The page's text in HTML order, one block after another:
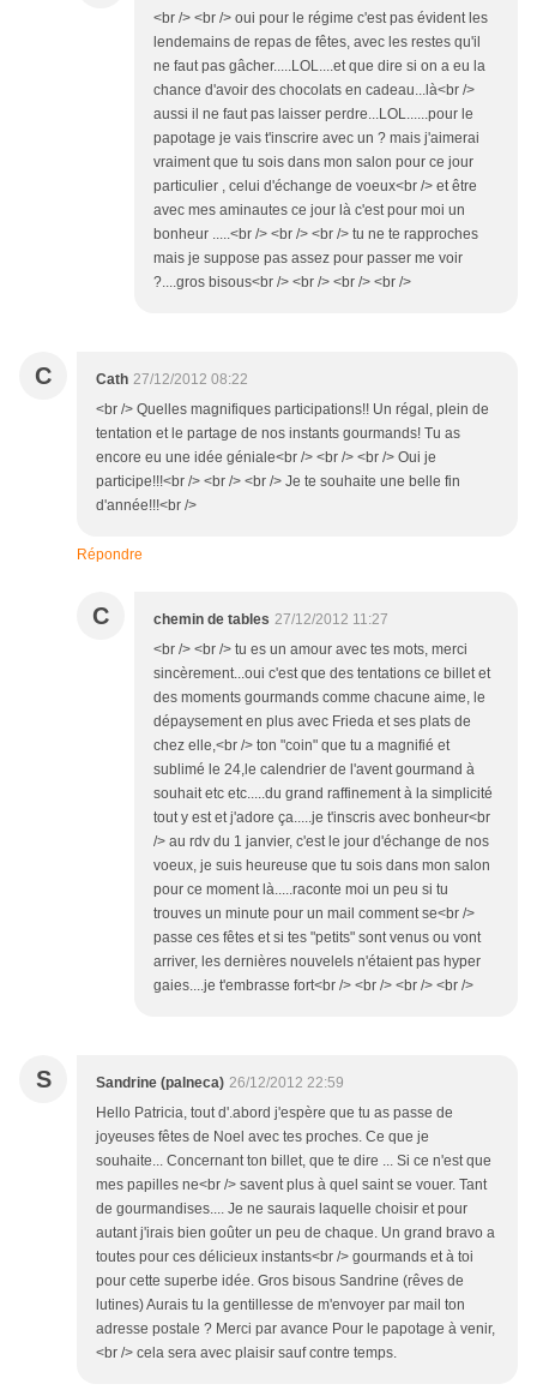
<br /> <br /> oui pour le régime c'est pas évident les
lendemains de repas de fêtes, avec les restes qu'il
ne faut pas gâcher.....LOL....et que dire si on a eu la
chance d'avoir des chocolats en cadeau...là<br />
aussi il ne faut pas laisser perdre...LOL......pour le
papotage je vais t'inscrire avec un ? mais j'aimerai
vraiment que tu sois dans mon salon pour ce jour
particulier , celui d'échange de voeux<br /> et être
avec mes aminautes ce jour là c'est pour moi un
bonheur .....<br /> <br /> <br /> tu ne te rapproches
mais je suppose pas assez pour passer me voir
?....gros bisous<br /> <br /> <br /> <br />
C Cath 27/12/2012 08:22
<br /> Quelles magnifiques participations!! Un régal, plein de
tentation et le partage de nos instants gourmands! Tu as
encore eu une idée géniale<br /> <br /> <br /> Oui je
participe!!!<br /> <br /> <br /> Je te souhaite une belle fin
d'année!!!<br />
Répondre
C chemin de tables 27/12/2012 11:27
<br /> <br /> tu es un amour avec tes mots, merci
sincèrement...oui c'est que des tentations ce billet et
des moments gourmands comme chacune aime, le
dépaysement en plus avec Frieda et ses plats de
chez elle,<br /> ton "coin" que tu a magnifié et
sublimé le 24,le calendrier de l'avent gourmand à
souhait etc etc.....du grand raffinement à la simplicité
tout y est et j'adore ça.....je t'inscris avec bonheur<br
/> au rdv du 1 janvier, c'est le jour d'échange de nos
voeux, je suis heureuse que tu sois dans mon salon
pour ce moment là.....raconte moi un peu si tu
trouves un minute pour un mail comment se<br />
passe ces fêtes et si tes "petits" sont venus ou vont
arriver, les dernières nouvelels n'étaient pas hyper
gaies....je t'embrasse fort<br /> <br /> <br /> <br />
S Sandrine (palneca) 26/12/2012 22:59
Hello Patricia, tout d'.abord j'espère que tu as passe de
joyeuses fêtes de Noel avec tes proches. Ce que je
souhaite... Concernant ton billet, que te dire ... Si ce n'est que
mes papilles ne<br /> savent plus à quel saint se vouer. Tant
de gourmandises.... Je ne saurais laquelle choisir et pour
autant j'irais bien goûter un peu de chaque. Un grand bravo a
toutes pour ces délicieux instants<br /> gourmands et à toi
pour cette superbe idée. Gros bisous Sandrine (rêves de
lutines) Aurais tu la gentillesse de m'envoyer par mail ton
adresse postale ? Merci par avance Pour le papotage à venir,
<br /> cela sera avec plaisir sauf contre temps.